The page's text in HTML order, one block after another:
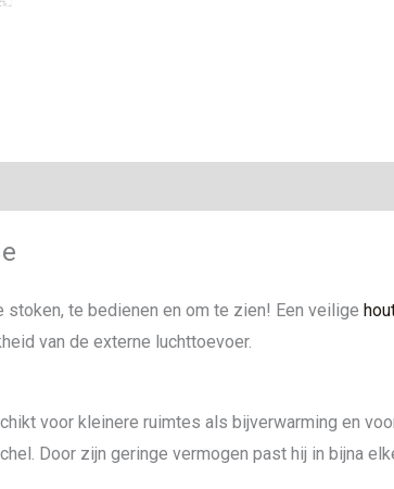
stoken, te bedienen en om te zien! Een veilige
van de externe luchttoevoer.
voor kleinere ruimtes als bijverwarming en
Door zijn geringe vermogen past hij in bijna